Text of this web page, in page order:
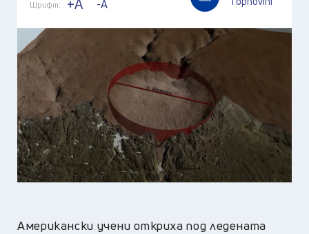
Шрифт: +A -A
Американски учени откриха под ледената